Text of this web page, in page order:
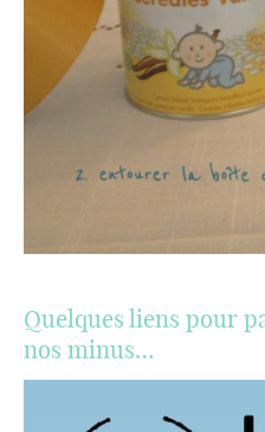
Quelques liens pour
nos minus…